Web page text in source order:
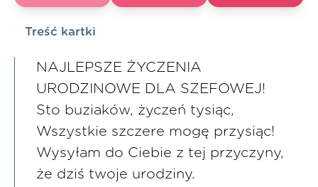
Treść kartki
NAJLEPSZE ŻYCZENIA
URODZINOWE DLA SZEFOWEJ!
Sto buziaków, życzeń tysiąc,
Wszystkie szczere mogę przysiąc!
Wysyłam do Ciebie z tej przyczyny,
że dziś twoje urodziny.